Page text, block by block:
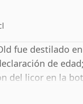
fue destilado
de
del licor en la
43%; este se